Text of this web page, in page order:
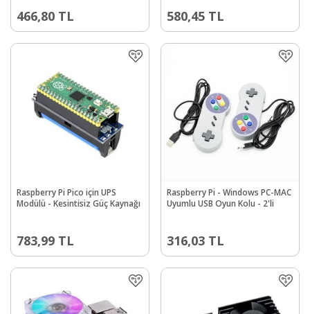
466,80 TL 580,45 TL
Raspberry Pi Pico için UPS
Modülü - Kesintisiz Güç Kaynağı
783,99 TL
Raspberry Pi - Windows PC-MAC
Uyumlu USB Oyun Kolu - 2'li
316,03 TL